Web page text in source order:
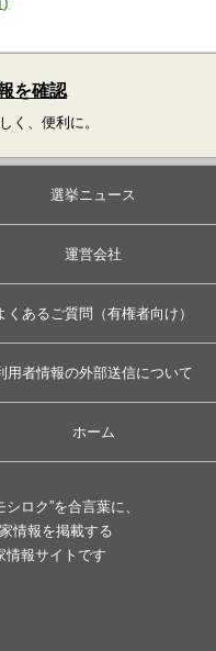
を確認
く、便利に。
選挙ニュース
運営会社
くあるご質問（有権者向け）
用者情報の外部送信について
ホーム
ロク”を合言葉に、
情報を掲載する
情報サイトです